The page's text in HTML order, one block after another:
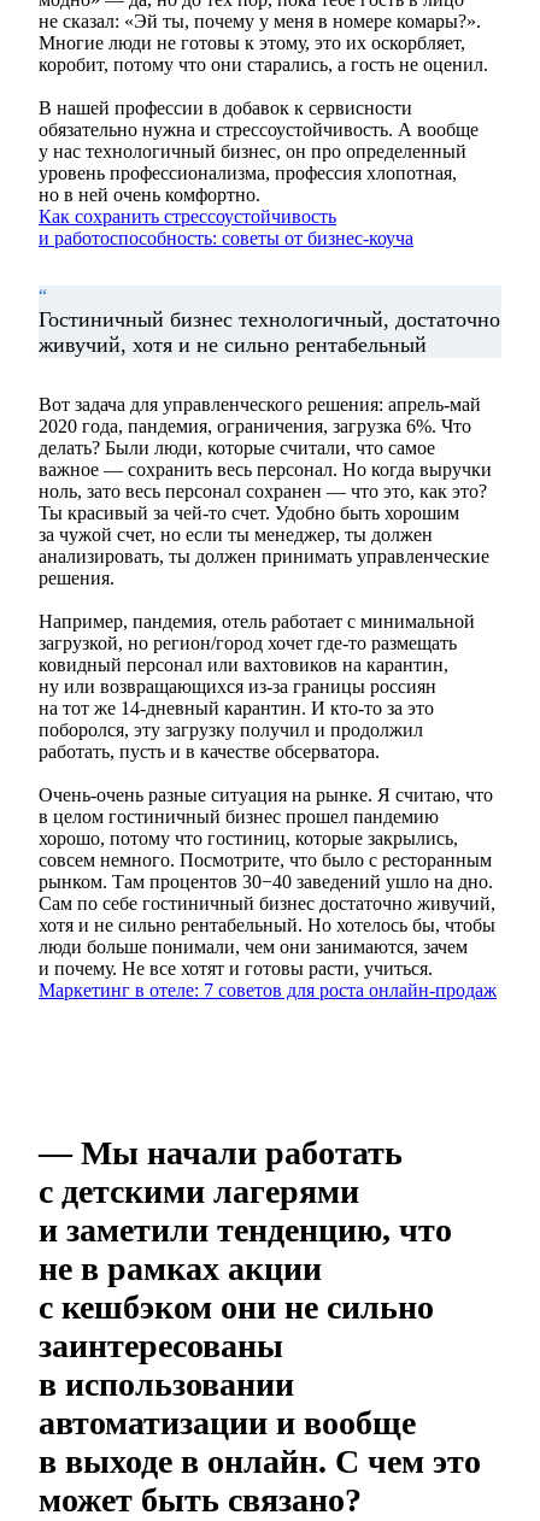
не сказал: «Эй ты, почему у меня в номере комары?».
Многие люди не готовы к этому, это их оскорбляет,
коробит, потому что они старались, а гость не оценил.
В нашей профессии в добавок к сервисности
обязательно нужна и стрессоустойчивость. А вообще
у нас технологичный бизнес, он про определенный
уровень профессионализма, профессия хлопотная,
но в ней очень комфортно.
Как сохранить стрессоустойчивость
и работоспособность: советы от бизнес-коуча
“
Гостиничный бизнес технологичный, достаточно
живучий, хотя и не сильно рентабельный
Вот задача для управленческого решения: апрель-май
2020 года, пандемия, ограничения, загрузка 6%. Что
делать? Были люди, которые считали, что самое
важное — сохранить весь персонал. Но когда выручки
ноль, зато весь персонал сохранен — что это, как это?
Ты красивый за чей-то счет. Удобно быть хорошим
за чужой счет, но если ты менеджер, ты должен
анализировать, ты должен принимать управленческие
решения.
Например, пандемия, отель работает с минимальной
загрузкой, но регион/город хочет где-то размещать
ковидный персонал или вахтовиков на карантин,
ну или возвращающихся из-за границы россиян
на тот же 14-дневный карантин. И кто-то за это
поборолся, эту загрузку получил и продолжил
работать, пусть и в качестве обсерватора.
Очень-очень разные ситуация на рынке. Я считаю, что
в целом гостиничный бизнес прошел пандемию
хорошо, потому что гостиниц, которые закрылись,
совсем немного. Посмотрите, что было с ресторанным
рынком. Там процентов 30−40 заведений ушло на дно.
Сам по себе гостиничный бизнес достаточно живучий,
хотя и не сильно рентабельный. Но хотелось бы, чтобы
люди больше понимали, чем они занимаются, зачем
и почему. Не все хотят и готовы расти, учиться.
Маркетинг в отеле: 7 советов для роста онлайн-продаж
— Мы начали работать
с детскими лагерями
и заметили тенденцию, что
не в рамках акции
с кешбэком они не сильно
заинтересованы
в использовании
автоматизации и вообще
в выходе в онлайн. С чем это
может быть связано?